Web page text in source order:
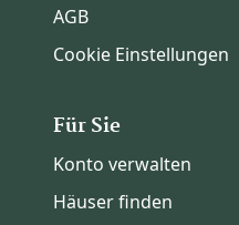
AGB
Cookie Einstellungen
Für Sie
Konto verwalten
Häuser finden